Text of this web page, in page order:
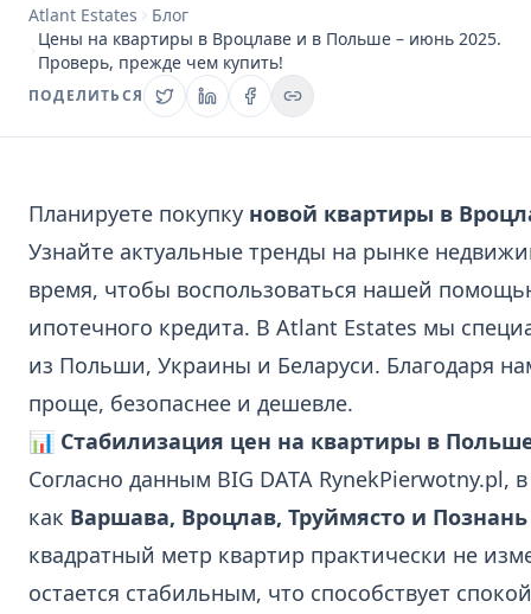
Atlant Estates
Блог
Цены на квартиры в Вроцлаве и в Польше – июнь 2025.
Проверь, прежде чем купить!
ПОДЕЛИТЬСЯ
Планируете покупку новой квартиры в
Узнайте актуальные тренды на рынке
время, чтобы воспользоваться нашей
ипотечного кредита. В Atlant Estates мы
из Польши, Украины и Беларуси. Благодаря
проще, безопаснее и дешевле.
📊 Стабилизация цен на квартиры в
Согласно данным BIG DATA RynekPierwotny.pl,
как Варшава, Вроцлав, Труймясто и Познань
квадратный метр квартир практически не
остается стабильным, что способствует